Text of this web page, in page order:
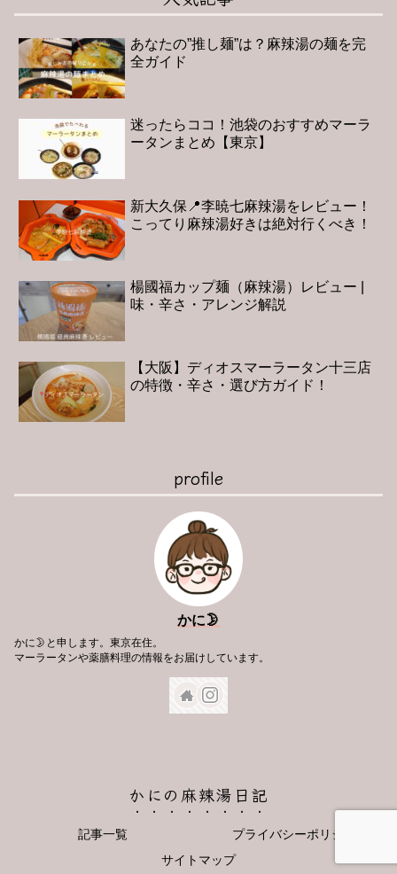
あなたの”推し麺”は？麻辣湯の麺を完
全ガイド
迷ったらココ！池袋のおすすめマーラ
ータンまとめ【東京】
新大久保📍李暁七麻辣湯をレビュー！
こってり麻辣湯好きは絶対行くべき！
楊國福カップ麺（麻辣湯）レビュー |
味・辛さ・アレンジ解説
【大阪】ディオスマーラータン十三店
の特徴・辛さ・選び方ガイド！
profile
かに🌛
かに🌛と申します。東京在住。
マーラータンや薬膳料理の情報をお届けしています。
かにの麻辣湯日記
記事一覧
プライバシーポリシー
サイトマップ